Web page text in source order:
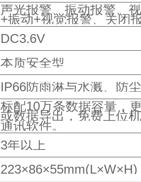
声光报警、振动报警、
+振动+视觉报警、关闭
DC3.6V
本质安全型
IP66防雨淋与水溅、防尘
标配10万条数据容量，
或数据导出，免费上位机
通讯软件。
3年以上
223×86×55mm(L×W×H)